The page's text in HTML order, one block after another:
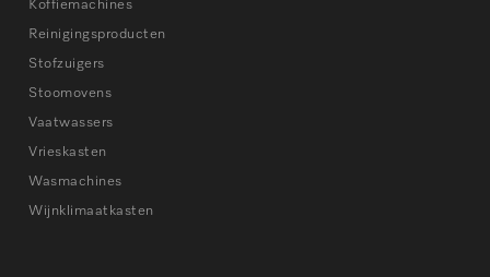
Koffiemachines
Reinigingsproducten
Stofzuigers
Stoomovens
Vaatwassers
Vrieskasten
Wasmachines
Wijnklimaatkasten